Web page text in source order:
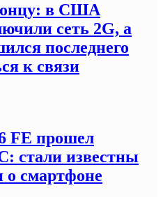
в США
сеть 2G, а
последнего
к связи
FE прошел
стали известны
о смартфоне